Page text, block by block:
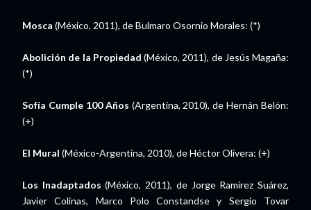
Mosca (México, 2011), de Bulmaro Osornio Morales: (*)
Abolición de la Propiedad (México, 2011), de Jesús Magaña:
(*)
Sofía Cumple 100 Años (Argentina, 2010), de Hernán Belón:
(+)
El Mural (México-Argentina, 2010), de Héctor Olivera: (+)
Los Inadaptados(México, 2011), de Jorge Ramírez Suárez,
Javier Colinas, Marco Polo Constandse y Sergio Tovar